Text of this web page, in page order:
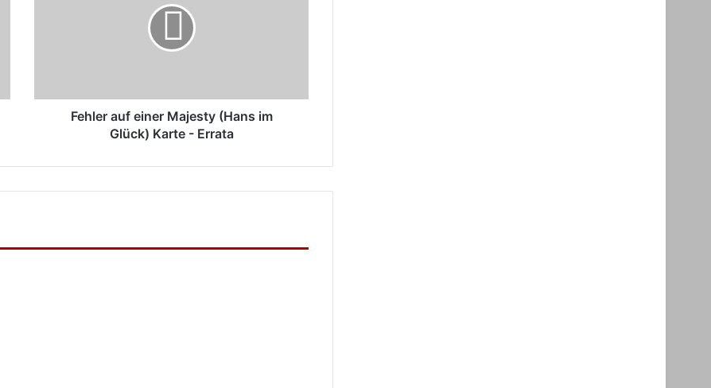
-
Fehler auf einer Majesty (Hans im
Glück) Karte - Errata